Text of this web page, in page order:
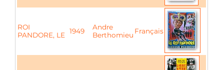
ROI
PANDORE, LE
1949
Andre
Berthomieu Français